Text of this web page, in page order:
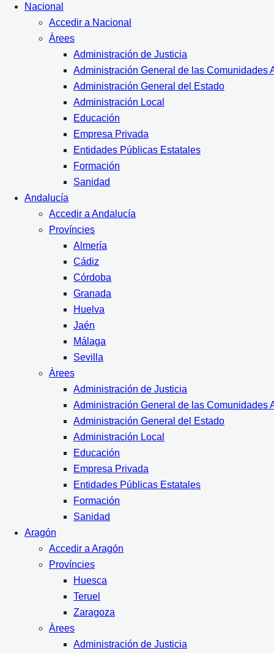
Nacional
Accedir a Nacional
Àrees
Administración de Justicia
Administración General de las Comunidades
Administración General del Estado
Administración Local
Educación
Empresa Privada
Entidades Públicas Estatales
Formación
Sanidad
Andalucía
Accedir a Andalucía
Províncies
Almería
Cádiz
Córdoba
Granada
Huelva
Jaén
Málaga
Sevilla
Àrees
Administración de Justicia
Administración General de las Comunidades
Administración General del Estado
Administración Local
Educación
Empresa Privada
Entidades Públicas Estatales
Formación
Sanidad
Aragón
Accedir a Aragón
Províncies
Huesca
Teruel
Zaragoza
Àrees
Administración de Justicia